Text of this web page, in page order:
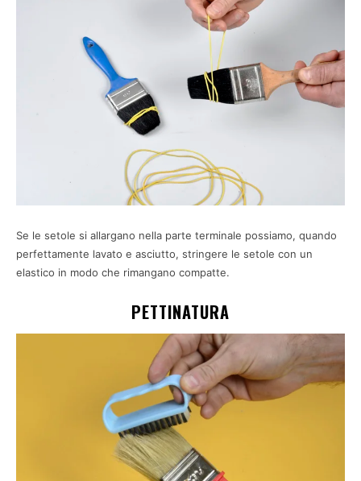
Se le setole si allargano nella parte terminale possiamo, quando
perfettamente lavato e asciutto, stringere le setole con un
elastico in modo che rimangano compatte.
PETTINATURA